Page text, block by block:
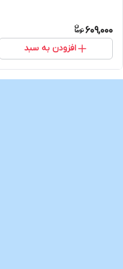
609,000
افزودن به سبد